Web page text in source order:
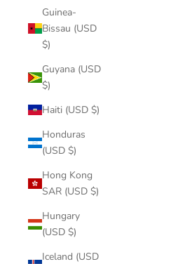
Guinea-
Bissau (USD
$)
Guyana (USD
$)
Haiti (USD $)
Honduras
(USD $)
Hong Kong
SAR (USD $)
Hungary
(USD $)
Iceland (USD